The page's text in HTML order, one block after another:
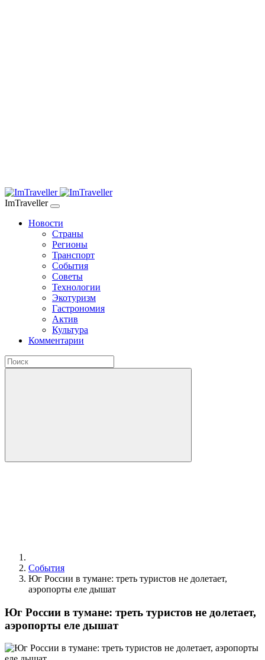
ImTraveller
Новости
Страны
Регионы
Транспорт
События
Советы
Технологии
Экотуризм
Гастрономия
Актив
Культура
Комментарии
События
Юг России в тумане: треть туристов не долетает,
аэропорты еле дышат
Юг России в тумане: треть туристов не долетает,
аэропорты еле дышат